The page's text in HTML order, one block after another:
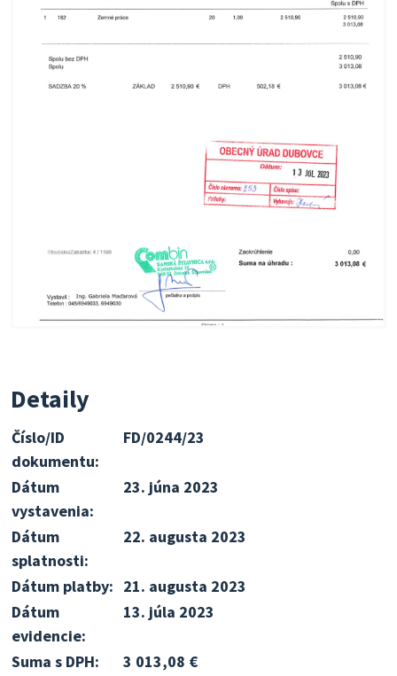
Detaily
Číslo/ID
dokumentu:
FD/0244/23
Dátum
vystavenia:
23. júna 2023
Dátum
splatnosti:
22. augusta 2023
Dátum platby: 21. augusta 2023
Dátum
evidencie:
13. júla 2023
Suma s DPH:
3 013,08 €